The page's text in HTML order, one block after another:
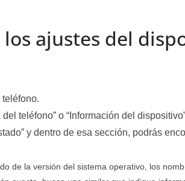
ajustes del
teléfono.
teléfono” o “Información del
y dentro de esa sección, podrás
de la versión del sistema operativo, los